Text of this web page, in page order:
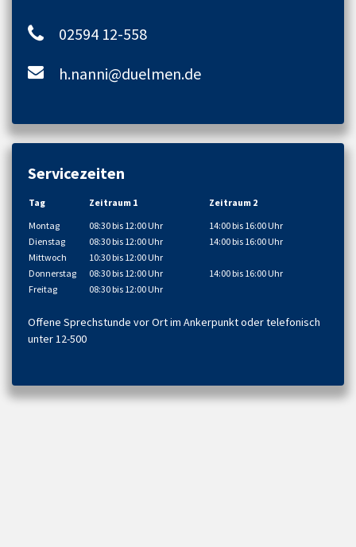
02594 12-558
h.nanni@duelmen.de
Servicezeiten
Tag Zeitraum 1
Zeitraum 2
Montag
08:30 bis 12:00 Uhr
14:00 bis 16:00 Uhr
Dienstag
08:30 bis 12:00 Uhr
14:00 bis 16:00 Uhr
Mittwoch
10:30 bis 12:00 Uhr
Donnerstag
08:30 bis 12:00 Uhr
14:00 bis 16:00 Uhr
Freitag
08:30 bis 12:00 Uhr
Offene Sprechstunde vor Ort im Ankerpunkt oder telefonisch